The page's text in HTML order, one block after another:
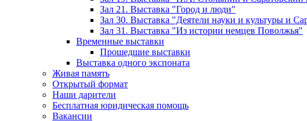
Зал 21. Выставка "Город и люди"
Зал 30. Выставка "Деятели науки и культуры и
Зал 31. Выставка "Из истории немцев Поволжья"
Временные выставки
Прошедшие выставки
Выставка одного экспоната
Живая память
Открытый формат
Наши дарители
Бесплатная юридическая помощь
Вакансии